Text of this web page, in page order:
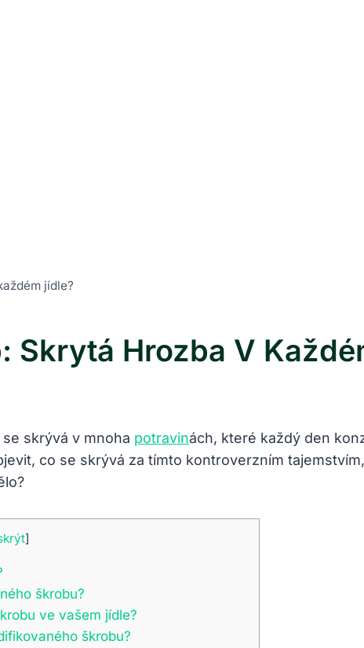
jídle?
Skrytá Hrozba V
skrývá v mnoha potravinách, které každý den
co se skrývá za tímto kontroverzním
]
škrobu?
ve vašem jídle?
škrobu?